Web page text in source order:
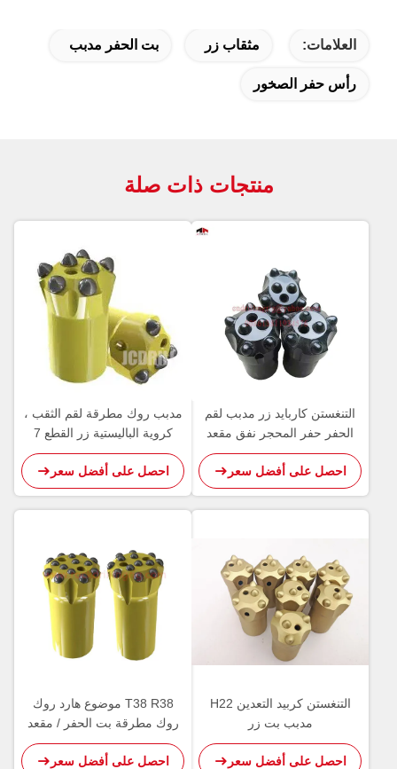
العلامات: مثقاب زر بت الحفر مدبب
رأس حفر الصخور
منتجات ذات صلة
التنغستن كاربايد زر مدبب لقم
الحفر حفر المحجر نفق مقعد
احصل على أفضل سعر
مدبب روك مطرقة لقم الثقب ،
كروية الباليستية زر القطع 7
درجة
احصل على أفضل سعر
التنغستن كربيد التعدين H22
مدبب بت زر
احصل على أفضل سعر
T38 R38 موضوع هارد روك
روك مطرقة بت الحفر / مقعد
الحفر كربيد إدراج زر بت
احصل على أفضل سعر